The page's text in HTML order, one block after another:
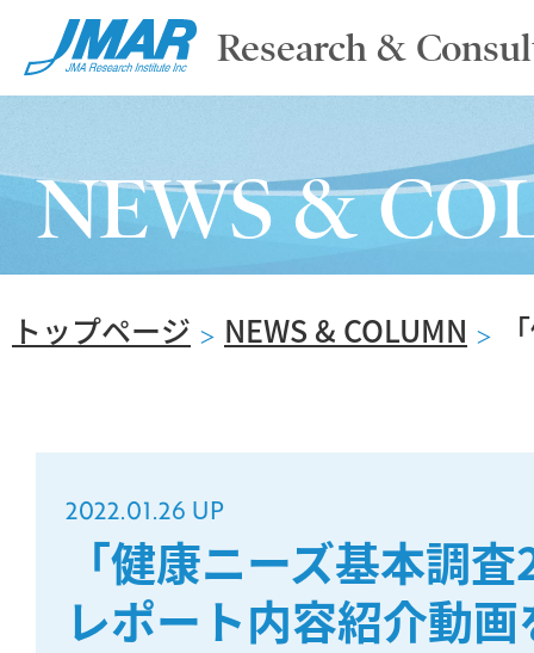
Research &
ABOUT
SERVICE
NEWS & COLUMN
MOVIE
NEWS &
トップページ ＞ NEWS & COLUMN ＞
2022.01.26 UP
「健康ニーズ基本調
レポート内容紹介動